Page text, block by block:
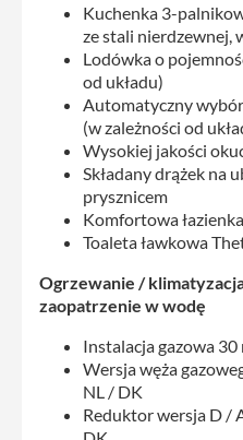
Kuchenka 3-
ze stali nierdzewnej,
Lodówka o
od układu)
Automatyczny
(w zależności od
Wysokiej jakości
Składany drążek na
prysznicem
Komfortowa
Toaleta ławkowa
Ogrzewanie /
zaopatrzenie w wodę
Instalacja gazowa 30
Wersja węża
NL / DK
Reduktor wersja D /